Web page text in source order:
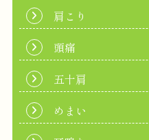
肩こり
頭痛
五十肩
めまい